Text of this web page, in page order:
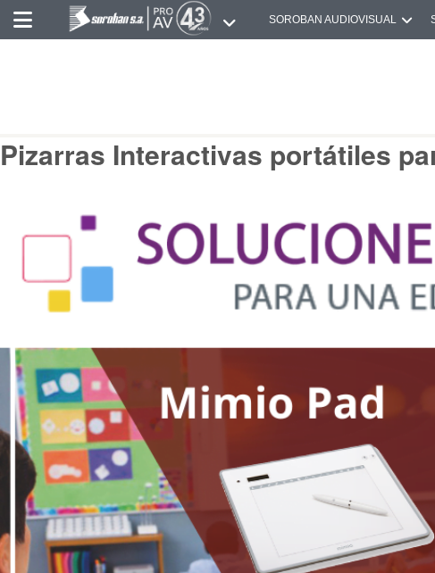
SOROBAN AUDIOVISUAL
Pizarras Interactivas portátiles